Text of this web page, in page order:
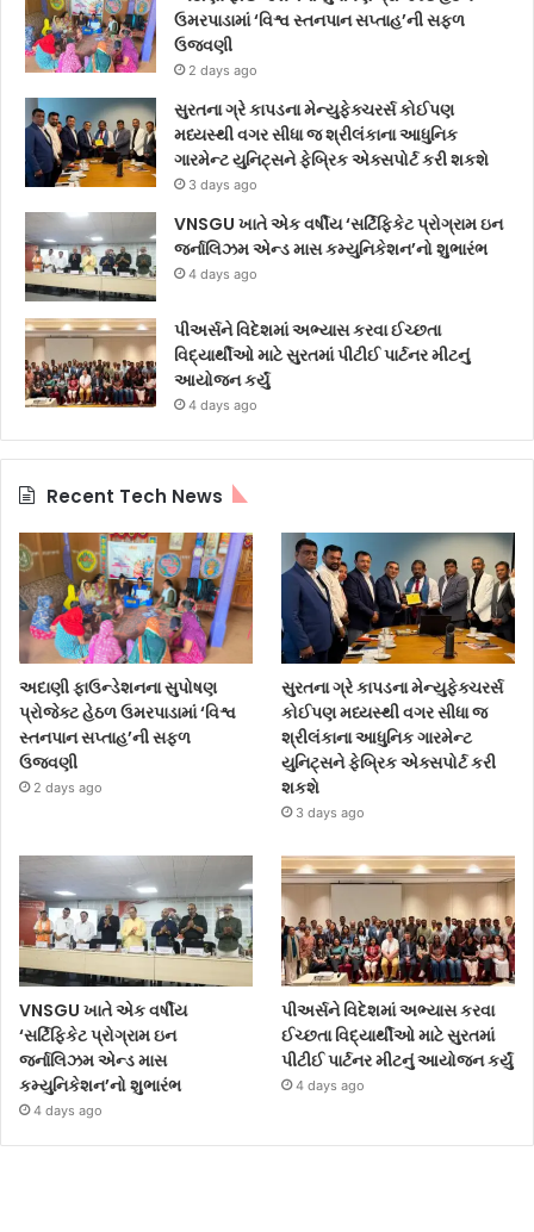
ઉમરપાડામાં ‘વિશ્વ સ્તનપાન સપ્તાહ’ની સફળ
ઉજવણી
2 days ago
સુરતના ગ્રે કાપડના મેન્યુફેક્ચરર્સ કોઈપણ
મધ્યસ્થી વગર સીધા જ શ્રીલંકાના આધુનિક
ગારમેન્ટ યુનિટ્સને ફેબ્રિક એક્સપોર્ટ કરી શકશે
3 days ago
VNSGU ખાતે એક વર્ષીય ‘સર્ટિફિકેટ પ્રોગ્રામ ઇન
જર્નાલિઝમ એન્ડ માસ કમ્યુનિકેશન’નો શુભારંભ
4 days ago
પીઅર્સને વિદેશમાં અભ્યાસ કરવા ઈચ્છતા
વિદ્યાર્થીઓ માટે સુરતમાં પીટીઈ પાર્ટનર મીટનું
આયોજન કર્યું
4 days ago
Recent Tech News
અદાણી ફાઉન્ડેશનના સુપોષણ
પ્રોજેક્ટ હેઠળ ઉમરપાડામાં ‘વિશ્વ
સ્તનપાન સપ્તાહ’ની સફળ
ઉજવણી
2 days ago
સુરતના ગ્રે કાપડના મેન્યુફેક્ચરર્સ
કોઈપણ મધ્યસ્થી વગર સીધા જ
શ્રીલંકાના આધુનિક ગારમેન્ટ
યુનિટ્સને ફેબ્રિક એક્સપોર્ટ કરી
શકશે
3 days ago
VNSGU ખાતે એક વર્ષીય
‘સર્ટિફિકેટ પ્રોગ્રામ ઇન
જર્નાલિઝમ એન્ડ માસ
કમ્યુનિકેશન’નો શુભારંભ
4 days ago
પીઅર્સને વિદેશમાં અભ્યાસ કરવા
ઈચ્છતા વિદ્યાર્થીઓ માટે સુરતમાં
પીટીઈ પાર્ટનર મીટનું આયોજન કર્યું
4 days ago